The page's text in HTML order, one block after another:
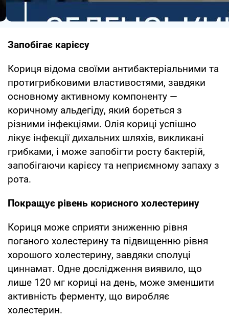
Запобігає карієсу
Кориця відома своїми антибактеріальними та
протигрибковими властивостями, завдяки
основному активному компоненту —
коричному альдегіду, який бореться з
різними інфекціями. Олія кориці успішно
лікує інфекції дихальних шляхів, викликані
грибками, і може запобігти росту бактерій,
запобігаючи карієсу та неприємному запаху з
рота.
Покращує рівень корисного холестерину
Кориця може сприяти зниженню рівня
поганого холестерину та підвищенню рівня
хорошого холестерину, завдяки сполуці
циннамат. Одне дослідження виявило, що
лише 120 мг кориці на день, може зменшити
активність ферменту, що виробляє
холестерин.